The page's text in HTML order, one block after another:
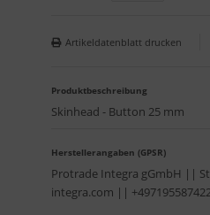
Artikeldatenblatt drucken
Produktbeschreibung
Skinhead - Button 25 mm
Herstellerangaben (GPSR)
Protrade Integra gGmbH ||
integra.com ||